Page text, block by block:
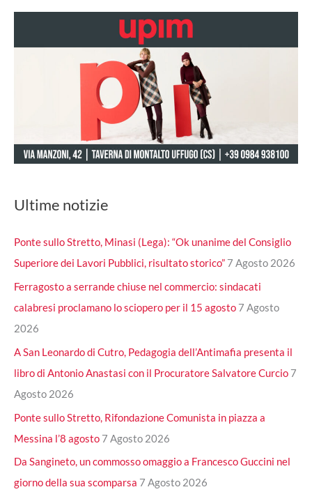
Ultime notizie
Ponte sullo Stretto, Minasi (Lega): “Ok unanime del Consiglio
Superiore dei Lavori Pubblici, risultato storico” 7 Agosto 2026
Ferragosto a serrande chiuse nel commercio: sindacati
calabresi proclamano lo sciopero per il 15 agosto 7 Agosto
2026
A San Leonardo di Cutro, Pedagogia dell’Antimafia presenta il
libro di Antonio Anastasi con il Procuratore Salvatore Curcio 7
Agosto 2026
Ponte sullo Stretto, Rifondazione Comunista in piazza a
Messina l’8 agosto 7 Agosto 2026
Da Sangineto, un commosso omaggio a Francesco Guccini nel
giorno della sua scomparsa 7 Agosto 2026